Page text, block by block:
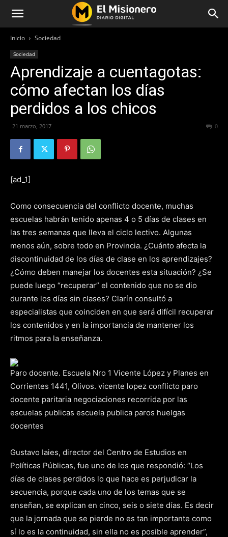
Inicio Sociedad
Sociedad
Aprendizaje a cuentagotas:
cómo afectan los días
perdidos a los chicos
21 marzo, 2017 0
[ad_1]
Como consecuencia del conflicto docente, muchas
escuelas habrán tenido apenas 4 o 5 días de clases en
las tres semanas que lleva el ciclo lectivo. Algunas
menos aún, sobre todo en Provincia. ¿Cuánto afecta la
discontinuidad de los días de clase en los aprendizajes?
¿Cómo deben manejar los docentes esta situación? ¿Se
puede luego “recuperar” el contenido que no se dio
durante los días sin clases? Clarín consultó a
especialistas que coinciden en que será difícil recuperar
los contenidos y en la importancia de mantener los
ritmos para la enseñanza.
Paro docente. Escuela Nro 1 Vicente López y Planes en
Corrientes 1441, Olivos. vicente lopez conflicto paro
docente paritaria negociaciones recorrida por las
escuelas publicas escuela publica paros huelgas
docentes
Gustavo Iaies, director del Centro de Estudios en
Políticas Públicas, fue uno de los que respondió: “Los
días de clases perdidos lo que hace es perjudicar la
secuencia, porque cada uno de los temas que se
enseñan, se explican en cinco, seis o siete días. Es decir
que la jornada que se pierde no es tan importante como
sí lo es la continuidad, sin ella no es posible aprender”,